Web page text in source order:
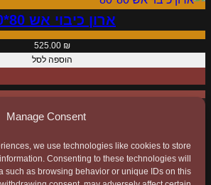
Manage Consent
we use technologies like cookies to store
Consenting to these technologies will
such as browsing behavior or unique IDs on this
e
1
)
ארון כיבוי אש 80*80
525.00 ₪
הוספה לסל
כל הפרטים המתבקשים באתר נשלחים